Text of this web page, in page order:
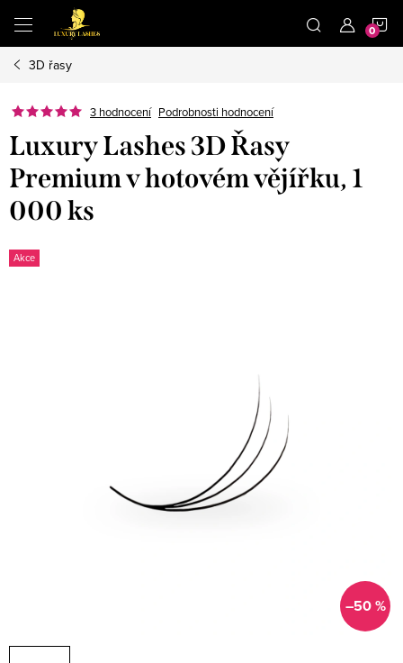
obsah
3D řasy
3 hodnocení Podrobnosti hodnocení
Luxury Lashes 3D Řasy
Premium v hotovém vějířku, 1
000 ks
Akce
–50 %